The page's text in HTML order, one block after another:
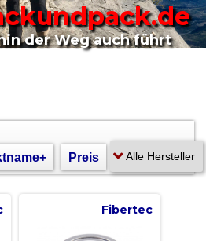
der Weg auch führt
Preis
Fibertec